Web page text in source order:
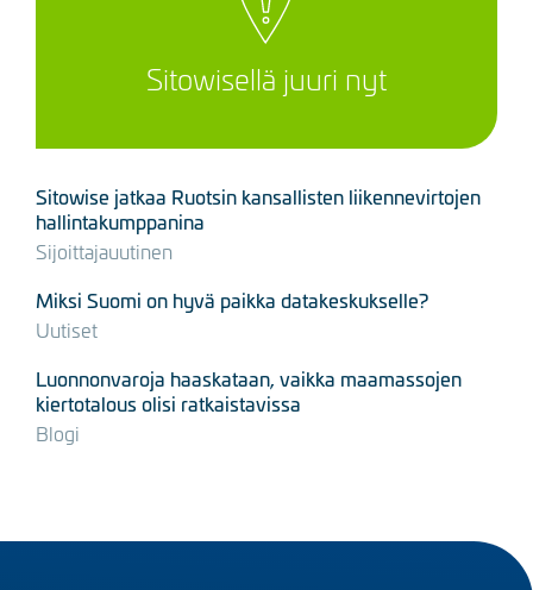
Sitowisellä juuri nyt
Sitowise jatkaa Ruotsin kansallisten liikennevirtojen
hallintakumppanina
Sijoittajauutinen
Miksi Suomi on hyvä paikka datakeskukselle?
Uutiset
Luonnonvaroja haaskataan, vaikka maamassojen
kiertotalous olisi ratkaistavissa
Blogi